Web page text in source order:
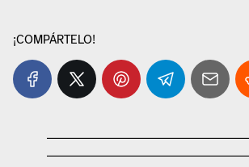
¡COMPÁRTELO!